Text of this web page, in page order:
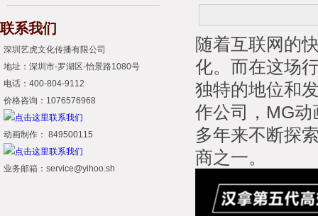
联系我们
深圳艺虎文化传播有限公司
地址：深圳市-罗湖区-怡景路1080号
电话：400-804-9112
价格咨询：1076576968
动画制作： 849500115
业务邮箱：service@yihoo.sh
随着互联网的
化。而在这场
独特的地位和
作公司，MG
多年来不断探
商之一。